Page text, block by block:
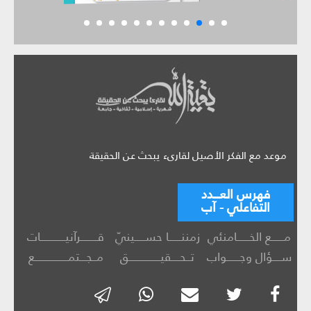
موعد مع الفكر الأصيل لقارىء يبحث عن الحقيقة
فهرس العـــدد
التفاعلي - آب
مــــــع الخــــــامنئي زمننــــــا حســـــينيّ
قــــــــرآنيــــــــــــات
ســــؤال وجــــــواب
تــحــــقيـــــــــــــــق مــجـــتمــــــــــــــــع